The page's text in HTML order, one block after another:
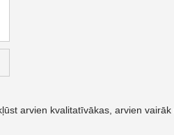
arvien kvalitatīvākas, arvien